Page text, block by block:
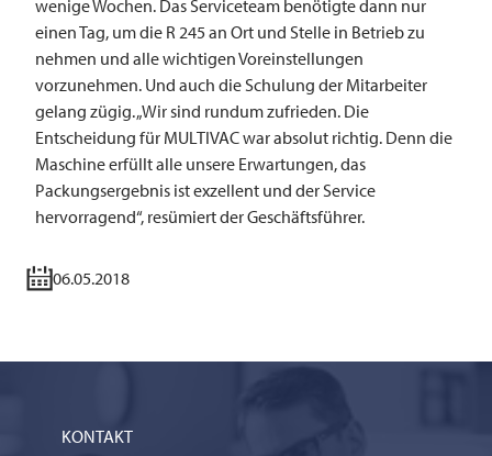
wenige Wochen. Das Serviceteam benötigte dann nur
einen Tag, um die R 245 an Ort und Stelle in Betrieb zu
nehmen und alle wichtigen Voreinstellungen
vorzunehmen. Und auch die Schulung der Mitarbeiter
gelang zügig. „Wir sind rundum zufrieden. Die
Entscheidung für MULTIVACwar absolut richtig. Denn die
Maschine erfüllt alle unsere Erwartungen, das
Packungsergebnis ist exzellent und der Service
hervorragend“, resümiert der Geschäftsführer.
06.05.2018
KONTAKT